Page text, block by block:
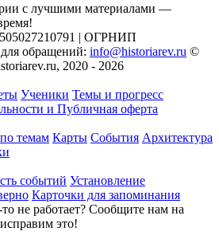
с лучшими материалами —
| ОГРНИП
обращений: info@historiarev.ru ©
2020 - 2026
Ученики Темы и прогресс
и Публичная оферта
темам Карты События Архитектура
событий Установление
Карточки для запоминания
не работает? Сообщите нам на
это!